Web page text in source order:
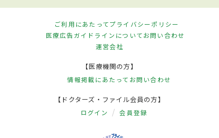
ご利用にあたってプライバシーポリシー
医療広告ガイドラインについてお問い合わせ
運営会社
【医療機関の方】
情報掲載にあたって お問い合わせ
【ドクターズ・ファイル会員の方】
ログイン 会員登録